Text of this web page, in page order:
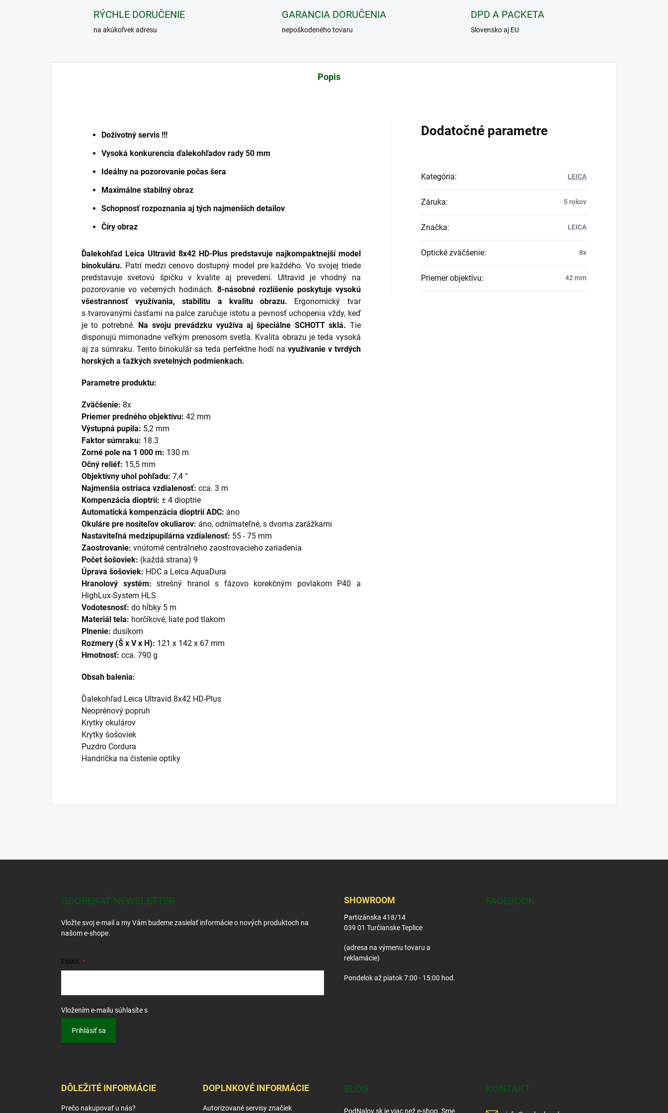
RÝCHLE DORUČENIE
na akúkoľvek adresu
GARANCIA DORUČENIA
nepoškodeného tovaru
DPD A PACKETA
Slovensko aj EU
Popis
Doživotný servis !!!
Vysoká konkurencia ďalekohľadov rady 50 mm
Ideálny na pozorovanie počas šera
Maximálne stabilný obraz
Schopnosť rozpoznania aj tých najmenších detailov
Číry obraz
Ďalekohľad Leica Ultravid 8x42 HD-Plus predstavuje najkompaktnejší model
binokuláru. Patrí medzi cenovo dostupný model pre každého. Vo svojej triede
predstavuje svetovú špičku v kvalite aj prevedení. Ultravid je vhodný na
pozorovanie vo večerných hodinách. 8-násobné rozlíšenie poskytuje vysokú
všestrannosť využívania, stabilitu a kvalitu obrazu.
Ergonomický tvar
s tvarovanými časťami na palce zaručuje istotu a pevnosť uchopenia vždy, keď
je to potrebné. Na svoju prevádzku využíva aj špeciálne SCHOTT sklá. Tie
disponujú mimoriadne veľkým prenosom svetla. Kvalita obrazu je teda vysoká
aj za súmraku. Tento binokulár sa teda perfektne hodí na využívanie v tvrdých
horských a ťažkých svetelných podmienkach.
Parametre produktu:
Zväčšenie: 8x
Priemer predného objektívu: 42 mm
Výstupná pupila: 5,2 mm
Faktor súmraku: 18.3
Zorné pole na 1 000 m: 130 m
Očný reliéf: 15,5 mm
Objektívny uhol pohľadu: 7,4 °
Najmenšia ostriaca vzdialenosť: cca. 3 m
Kompenzácia dioptrií: ± 4 dioptrie
Automatická kompenzácia dioptrií ADC: áno
Okuláre pre nositeľov okuliarov: áno, odnímateľné, s dvoma zarážkami
Nastaviteľná medzipupilárna vzdialenosť: 55 - 75 mm
Zaostrovanie: vnútorné centrálneho zaostrovacieho zariadenia
Počet šošoviek: (každá strana) 9
Úprava šošoviek: HDC a Leica AquaDura
Hranolový systém: strešný hranol s fázovo korekčným povlakom P40 a
HighLux-System HLS
Vodotesnosť: do hĺbky 5 m
Materiál tela: horčíkové, liate pod tlakom
Plnenie: dusíkom
Rozmery (Š x V x H): 121 x 142 x 67 mm
Hmotnosť: cca. 790 g
Obsah balenia:
Ďalekohľad Leica Ultravid 8x42 HD-Plus
Neoprénový popruh
Krytky okulárov
Krytky šošoviek
Puzdro Cordura
Handrička na čistenie optiky
Dodatočné parametre
Kategória: LEICA
Záruka: 5 rokov
Značka: LEICA
Optické zväčšenie: 8x
Priemer objektívu: 42 mm
ODOBERAŤ NEWSLETTER
Vložte svoj e-mail a my Vám budeme zasielať informácie o nových produktoch na
našom e-shope.
EMAIL
Vložením e-mailu súhlasíte s
Prihlásiť sa
SHOWROOM
Partizánska 418/14
039 01 Turčianske Teplice
(adresa na výmenu tovaru a
reklamácie)
Pondelok až piatok 7:00 - 15:00 hod.
FACEBOOK
DÔLEŽITÉ INFORMÁCIE
Prečo nakupovať u nás?
DOPLNKOVÉ INFORMÁCIE
Autorizované servisy značiek
BLOG
PodNalov.sk je viac než e-shop. Sme
KONTAKT